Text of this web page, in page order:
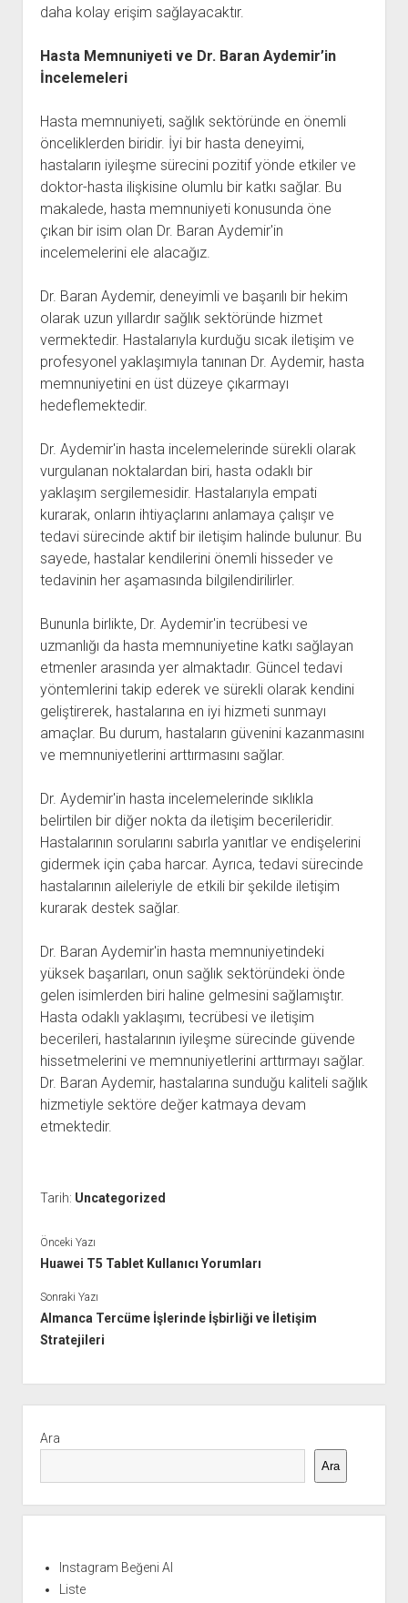
daha kolay erişim sağlayacaktır.
Hasta Memnuniyeti ve Dr. Baran Aydemir’in
İncelemeleri
Hasta memnuniyeti, sağlık sektöründe en önemli
önceliklerden biridir. İyi bir hasta deneyimi,
hastaların iyileşme sürecini pozitif yönde etkiler ve
doktor-hasta ilişkisine olumlu bir katkı sağlar. Bu
makalede, hasta memnuniyeti konusunda öne
çıkan bir isim olan Dr. Baran Aydemir'in
incelemelerini ele alacağız.
Dr. Baran Aydemir, deneyimli ve başarılı bir hekim
olarak uzun yıllardır sağlık sektöründe hizmet
vermektedir. Hastalarıyla kurduğu sıcak iletişim ve
profesyonel yaklaşımıyla tanınan Dr. Aydemir, hasta
memnuniyetini en üst düzeye çıkarmayı
hedeflemektedir.
Dr. Aydemir'in hasta incelemelerinde sürekli olarak
vurgulanan noktalardan biri, hasta odaklı bir
yaklaşım sergilemesidir. Hastalarıyla empati
kurarak, onların ihtiyaçlarını anlamaya çalışır ve
tedavi sürecinde aktif bir iletişim halinde bulunur. Bu
sayede, hastalar kendilerini önemli hisseder ve
tedavinin her aşamasında bilgilendirilirler.
Bununla birlikte, Dr. Aydemir'in tecrübesi ve
uzmanlığı da hasta memnuniyetine katkı sağlayan
etmenler arasında yer almaktadır. Güncel tedavi
yöntemlerini takip ederek ve sürekli olarak kendini
geliştirerek, hastalarına en iyi hizmeti sunmayı
amaçlar. Bu durum, hastaların güvenini kazanmasını
ve memnuniyetlerini arttırmasını sağlar.
Dr. Aydemir'in hasta incelemelerinde sıklıkla
belirtilen bir diğer nokta da iletişim becerileridir.
Hastalarının sorularını sabırla yanıtlar ve endişelerini
gidermek için çaba harcar. Ayrıca, tedavi sürecinde
hastalarının aileleriyle de etkili bir şekilde iletişim
kurarak destek sağlar.
Dr. Baran Aydemir'in hasta memnuniyetindeki
yüksek başarıları, onun sağlık sektöründeki önde
gelen isimlerden biri haline gelmesini sağlamıştır.
Hasta odaklı yaklaşımı, tecrübesi ve iletişim
becerileri, hastalarının iyileşme sürecinde güvende
hissetmelerini ve memnuniyetlerini arttırmayı sağlar.
Dr. Baran Aydemir, hastalarına sunduğu kaliteli sağlık
hizmetiyle sektöre değer katmaya devam
etmektedir.
Tarih: Uncategorized
Önceki Yazı
Huawei T5 Tablet Kullanıcı Yorumları
Sonraki Yazı
Almanca Tercüme İşlerinde İşbirliği ve İletişim
Stratejileri
Menü
Ara
Ara
Instagram Beğeni Al
Liste